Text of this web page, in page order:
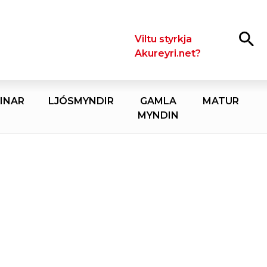
LeitaViltu styrkja
Akureyri.net?
LJÓSMYNDIR
GAMLA
MYNDIN
MATUR